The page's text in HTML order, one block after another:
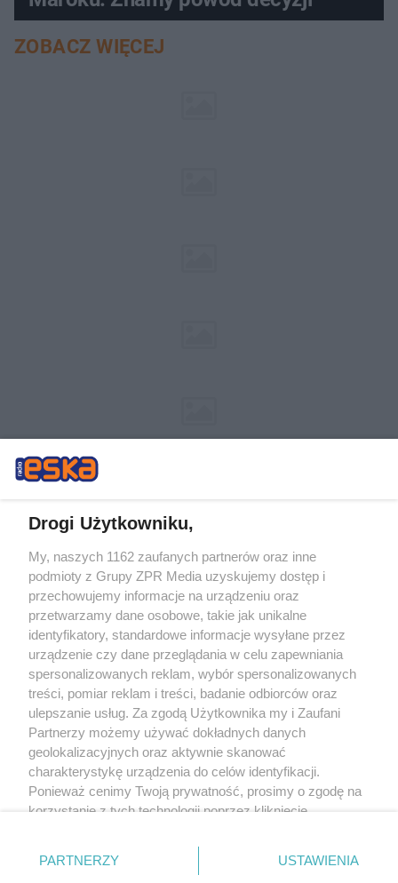
ZOBACZ WIĘCEJ
Żaden utwór zamieszczony w serwisie nie może być powielany i
rozpowszechniany lub dalej rozpowszechniany w jakikolwiek sposób (w
tym także elektroniczny lub mechaniczny) na jakimkolwiek polu
eksploatacji w jakiejkolwiek formie, włącznie z umieszczaniem w Internecie
bez pisemnej zgody właściciela praw. Jakiekolwiek użycie lub
wykorzystanie utworów w całości lub w części z naruszeniem prawa, tzn.
bez właściwej zgody, jest zabronione pod groźbą kary i może być ścigane
prawnie.
O nas
Drogi Użytkowniku,
My, naszych 1162 zaufanych partnerów oraz inne
podmioty z Grupy ZPR Media uzyskujemy dostęp i
przechowujemy informacje na urządzeniu oraz
przetwarzamy dane osobowe, takie jak unikalne
identyfikatory, standardowe informacje wysyłane przez
urządzenie czy dane przeglądania w celu zapewniania
spersonalizowanych reklam, wybór spersonalizowanych
treści, pomiar reklam i treści, badanie odbiorców oraz
ulepszanie usług. Za zgodą Użytkownika my i Zaufani
Partnerzy możemy używać dokładnych danych
geolokalizacyjnych oraz aktywnie skanować
charakterystykę urządzenia do celów identyfikacji.
Ponieważ cenimy Twoją prywatność, prosimy o zgodę na
korzystanie z tych technologii poprzez kliknięcie
zmienić/wycofać klikając przycisk ustawień prywatności
znajdujący się w lewym dolnym rogu strony
PARTNERZY USTAWIENIA